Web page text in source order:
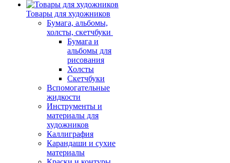
Товары для художников
Бумага, альбомы,
холсты, скетчбуки
Бумага и
альбомы для
рисования
Холсты
Скетчбуки
Вспомогательные
жидкости
Инструменты и
материалы для
художников
Каллиграфия
Карандаши и сухие
материалы